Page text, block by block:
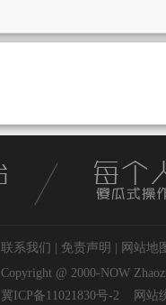
联系我们 免责声明
网站地
Copyright @ 2000-NOW
冀ICP备11021830号-2
网站